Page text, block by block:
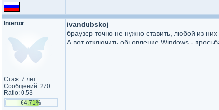
intertor
Стаж: 7 лет
Сообщений: 270
Ratio: 0.53
64.71%
ivandubskoj
браузер точно не нужно ставить, любой из
А вот отключить обновление Windows -